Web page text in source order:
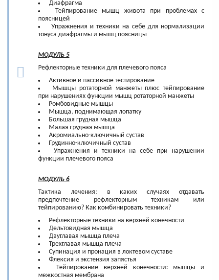
Диафрагма
Тейпирование мышц живота при проблемах с
поясницей
Упражнения и техники на себе для нормализации
тонуса диафрагмы и мышц поясницы
МОДУЛЬ 5
Рефлекторные техники для плечевого пояса
Активное и пассивное тестирование
Мышцы ротаторной манжеты плюс тейпирование
при нарушениях функции мышц ротаторной манжеты
Ромбовидные мышцы
Мышца, поднимающая лопатку
Большая грудная мышца
Малая грудная мышца
Акромиально-ключичный сустав
Грудинно-ключичный сустав
Упражнения и техники на себе при нарушении
функции плечевого пояса
МОДУЛЬ 6
Тактика лечения: в каких случаях отдавать
предпочтение рефлекторным техникам или
тейпированию? Как комбинировать техники?
Рефлекторные техники на верхней конечности
Дельтовидная мышца
Двуглавая мышца плеча
Трехглавая мышца плеча
Супинация и пронация в локтевом суставе
Флексия и экстензия запястья
Тейпирование верхней конечности: мышцы и
межкостная мембрана